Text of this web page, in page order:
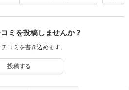
ミを投稿しませんか？
コミを書き込めます。
投稿する